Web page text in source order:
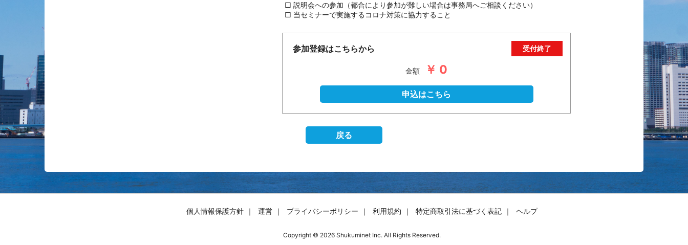
□ 説明会への参加（都合により参加が難しい場合は事務局へご相談ください）
□ 当セミナーで実施するコロナ対策に協力すること
参加登録はこちらから
金額 ￥ 0
申込はこちら
戻る
個人情報保護方針 運営 プライバシーポリシー 利用規約 特定商取引法に基づく表記 ヘルプ
Copyright © 2026 Shukuminet Inc. All Rights Reserved.